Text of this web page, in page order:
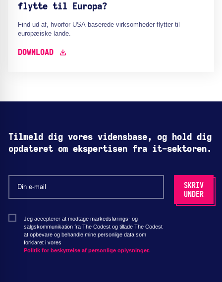
flytte til Europa?
Find ud af, hvorfor USA-baserede virksomheder flytter til
europæiske lande.
DOWNLOAD
Tilmeld dig vores vidensbase, og hold dig
opdateret om ekspertisen fra it-sektoren.
Jeg accepterer at modtage markedsførings- og
salgskommunikation fra The Codest og tillade The Codest
at opbevare og behandle mine personlige data som
forklaret i vores
Politik for beskyttelse af personlige oplysninger.